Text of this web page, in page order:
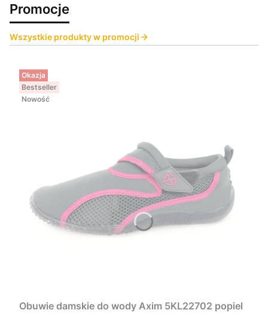
Promocje
Wszystkie produkty w promocji
Okazja
Bestseller
Nowość
Obuwie damskie do wody Axim 5KL22702 popiel